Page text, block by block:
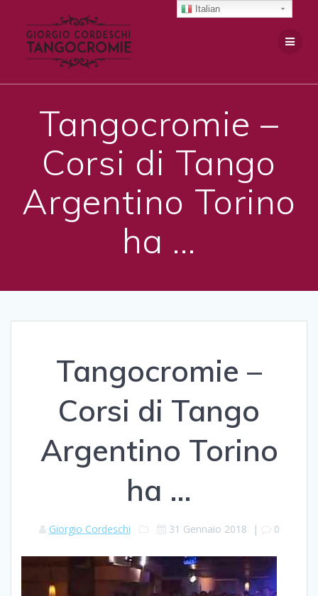
Tangocromie –
Corsi di Tango
Argentino Torino
ha …
Tangocromie –
Corsi di Tango
Argentino Torino
ha …
Giorgio Cordeschi 31 Gennaio 2018 | 0
Italian